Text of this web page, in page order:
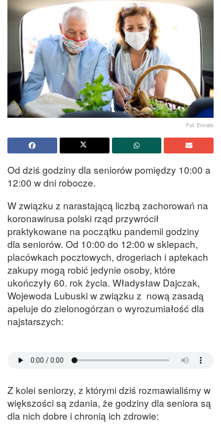
Fot. Envato
Od dziś godziny dla seniorów pomiędzy 10:00 a
12:00 w dni robocze.
W związku z narastającą liczbą zachorowań na
koronawirusa polski rząd przywrócił
praktykowane na początku pandemii godziny
dla seniorów. Od 10:00 do 12:00 w sklepach,
placówkach pocztowych, drogeriach i aptekach
zakupy mogą robić jedynie osoby, które
ukończyły 60. rok życia. Władysław Dajczak,
Wojewoda Lubuski w związku z nową zasadą
apeluje do zielonogórzan o wyrozumiałość dla
najstarszych:
Z kolei seniorzy, z którymi dziś rozmawialiśmy w
większości są zdania, że godziny dla seniora są
dla nich dobre i chronią ich zdrowie: